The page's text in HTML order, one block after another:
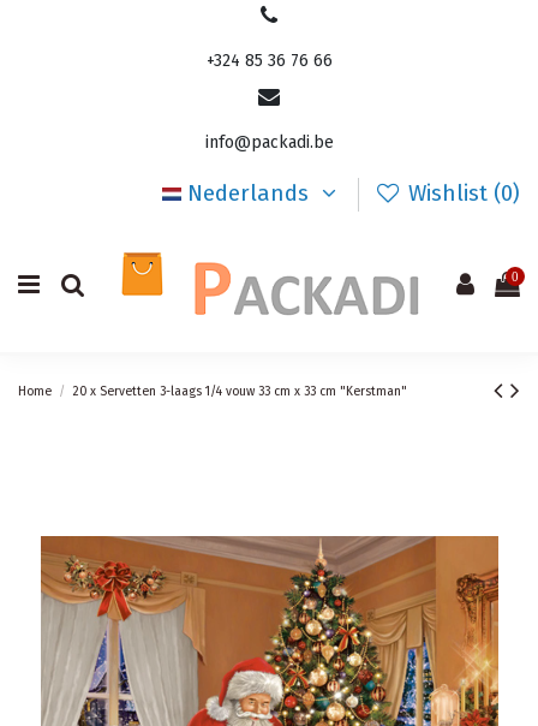
+324 85 36 76 66
info@packadi.be
Nederlands Wishlist (0)
0
Home 20 x Servetten 3-laags 1/4 vouw 33 cm x 33 cm "Kerstman"